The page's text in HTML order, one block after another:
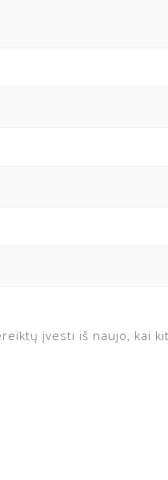
įvesti iš naujo, kai